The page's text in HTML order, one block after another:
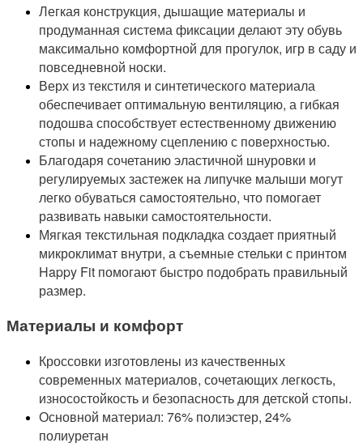
Легкая конструкция, дышащие материалы и
продуманная система фиксации делают эту обувь
максимально комфортной для прогулок, игр в саду и
повседневной носки.
Верх из текстиля и синтетического материала
обеспечивает оптимальную вентиляцию, а гибкая
подошва способствует естественному движению
стопы и надежному сцеплению с поверхностью.
Благодаря сочетанию эластичной шнуровки и
регулируемых застежек на липучке малыши могут
легко обуваться самостоятельно, что помогает
развивать навыки самостоятельности.
Мягкая текстильная подкладка создает приятный
микроклимат внутри, а съемные стельки с принтом
Happy Fit помогают быстро подобрать правильный
размер.
Материалы и комфорт
Кроссовки изготовлены из качественных
современных материалов, сочетающих легкость,
износостойкость и безопасность для детской стопы.
Основной материал: 76% полиэстер, 24%
полиуретан